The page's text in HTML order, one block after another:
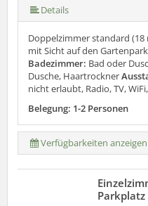
Details
Doppelzimmer standard (18
mit Sicht auf den
Badezimmer: Bad oder
Dusche, Haartrockner
nicht erlaubt, Radio, TV,
Belegung: 1-2 Personen
Verfügbarkeiten anzeigen
Parkplatz